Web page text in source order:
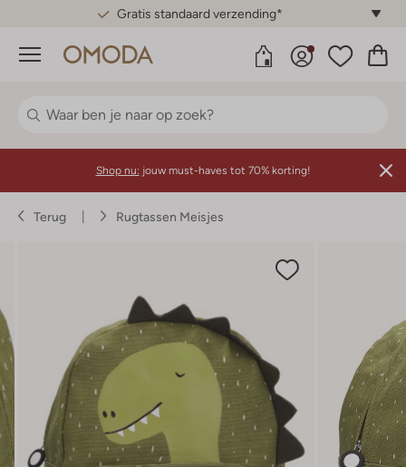
Gratis standaard verzending*
Menu
Shop nu: jouw must-haves tot 70% korting!
Terug Rugtassen Meisjes